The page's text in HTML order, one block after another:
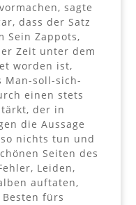
sagte
dass der Satz
Sein Zappots,
Zeit unter dem
worden ist,
Man-soll-sich-
einen stets
der in
die Aussage
nichts tun und
Seiten des
Leiden,
auftaten,
fürs